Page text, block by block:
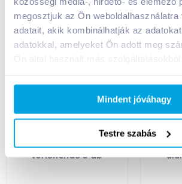
megosztjuk az Ön weboldalhasználatra
adatait, akik kombinálhatják az
adatokkal, amelyeket Ön adott meg
Ön által használt más szolgáltatásokból
Mindent jóváhagy
Testre szabás
Vileda Univerzális
törlőkendő 3 db